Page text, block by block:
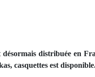
distribuée en
casquettes est